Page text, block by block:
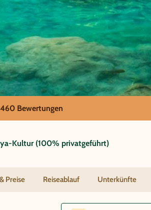
Karibik &
460 Bewertungen
Kultur (100% privatgeführt)
Preise Reiseablauf Unterkünfte